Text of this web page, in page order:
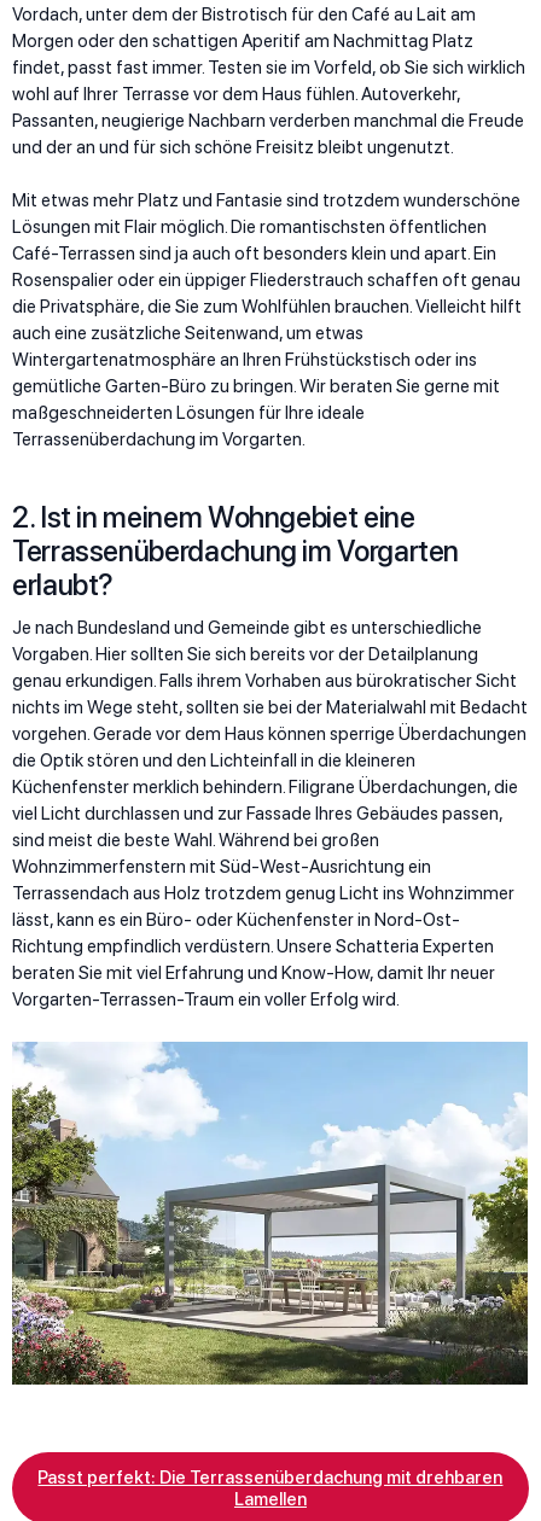
Vordach, unter dem der Bistrotisch für den Café au Lait am
Morgen oder den schattigen Aperitif am Nachmittag Platz
findet, passt fast immer. Testen sie im Vorfeld, ob Sie sich wirklich
wohl auf Ihrer Terrasse vor dem Haus fühlen. Autoverkehr,
Passanten, neugierige Nachbarn verderben manchmal die Freude
und der an und für sich schöne Freisitz bleibt ungenutzt.
Mit etwas mehr Platz und Fantasie sind trotzdem wunderschöne
Lösungen mit Flair möglich. Die romantischsten öffentlichen
Café-Terrassen sind ja auch oft besonders klein und apart. Ein
Rosenspalier oder ein üppiger Fliederstrauch schaffen oft genau
die Privatsphäre, die Sie zum Wohlfühlen brauchen. Vielleicht hilft
auch eine zusätzliche Seitenwand, um etwas
Wintergartenatmosphäre an Ihren Frühstückstisch oder ins
gemütliche Garten-Büro zu bringen. Wir beraten Sie gerne mit
maßgeschneiderten Lösungen für Ihre ideale
Terrassenüberdachung im Vorgarten.
2. Ist in meinem Wohngebiet eine
Terrassenüberdachung im Vorgarten
erlaubt?
Je nach Bundesland und Gemeinde gibt es unterschiedliche
Vorgaben. Hier sollten Sie sich bereits vor der Detailplanung
genau erkundigen. Falls ihrem Vorhaben aus bürokratischer Sicht
nichts im Wege steht, sollten sie bei der Materialwahl mit Bedacht
vorgehen. Gerade vor dem Haus können sperrige Überdachungen
die Optik stören und den Lichteinfall in die kleineren
Küchenfenster merklich behindern. Filigrane Überdachungen, die
viel Licht durchlassen und zur Fassade Ihres Gebäudes passen,
sind meist die beste Wahl. Während bei großen
Wohnzimmerfenstern mit Süd-West-Ausrichtung ein
Terrassendach aus Holz trotzdem genug Licht ins Wohnzimmer
lässt, kann es ein Büro- oder Küchenfenster in Nord-Ost-
Richtung empfindlich verdüstern. Unsere Schatteria Experten
beraten Sie mit viel Erfahrung und Know-How, damit Ihr neuer
Vorgarten-Terrassen-Traum ein voller Erfolg wird.
Passt perfekt: Die Terrassenüberdachung mit drehbaren
Lamellen